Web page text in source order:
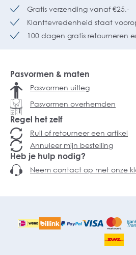
Gratis verzending vanaf €25,-
Klanttevredenheid staat
100 dagen gratis retourneren
Pasvormen & maten
Pasvormen uitleg
Pasvormen overhemden
Regel het zelf
Ruil of retourneer een artikel
Annuleer mijn bestelling
Heb je hulp nodig?
Neem contact op met onze